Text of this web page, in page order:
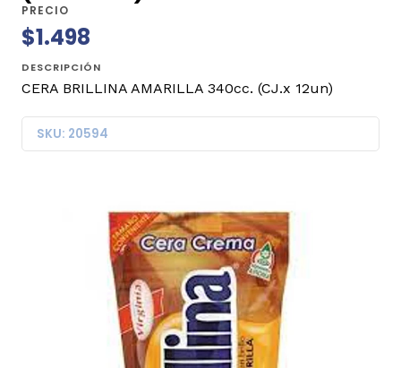
PRECIO
$1.498
DESCRIPCIÓN
CERA BRILLINA AMARILLA 340cc. (CJ.x 12un)
SKU: 20594